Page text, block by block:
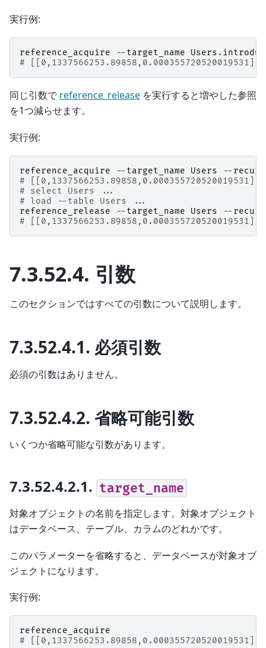
実行例:
reference_acquire -- target_name Users .
#
同じ引数で reference_release を実行すると増やした参照
を1つ減らせます。
実行例:
reference_acquire -- target_name Users --
#
# select Users ...
# load --table Users ...
reference_release
-- target_name Users --
#
7.3.52.4. 引数
このセクションではすべての引数について説明します。
7.3.52.4.1. 必須引数
必須の引数はありません。
7.3.52.4.2. 省略可能引数
いくつか省略可能な引数があります。
7.3.52.4.2.1. target_name
対象オブジェクトの名前を指定します。対象オブジェクト
はデータベース、テーブル、カラムのどれかです。
このパラメーターを省略すると、データベースが対象オブ
ジェクトになります。
実行例:
reference_acquire
#